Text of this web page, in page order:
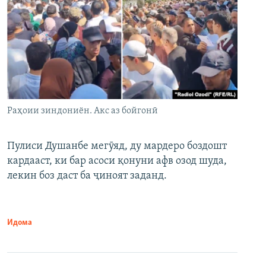
Раҳоии зиндониён. Акс аз бойгонӣ
Пулиси Душанбе мегӯяд, ду мардеро боздошт
кардааст, ки бар асоси қонуни афв озод шуда,
лекин боз даст ба ҷиноят заданд.
Идома